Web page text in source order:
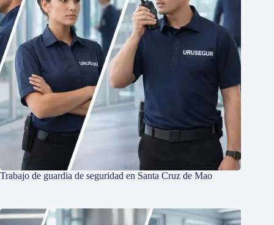
Trabajo de guardia de seguridad en Santa Cruz de Mao